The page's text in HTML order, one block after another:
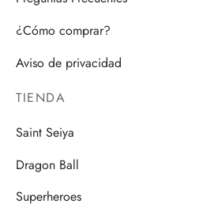
¿Cómo comprar?
Aviso de privacidad
TIENDA
Saint Seiya
Dragon Ball
Superheroes